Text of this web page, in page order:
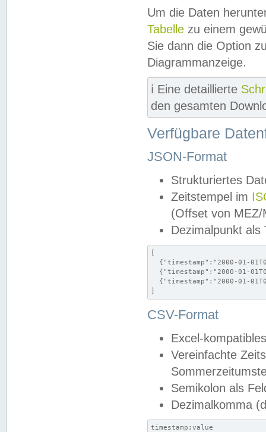
Um die Daten
Tabelle zu einem
Sie dann die Option
Diagrammanzeige.
ℹ️ Eine detaillierte
den gesamten
Verfügbare
JSON-Format
Strukturiertes
Zeitstempel im
(Offset von MEZ/
Dezimalpunkt als
[
{"timestamp":"2000-01-
{"timestamp":"2000-01-
{"timestamp":"2000-01-
]
CSV-Format
Excel-
Vereinfachte
Semikolon als
Dezimalkomma
timestamp;value